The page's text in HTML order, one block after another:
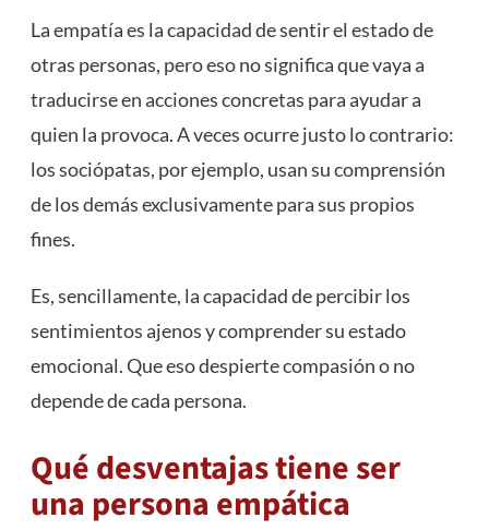
La empatía es la capacidad de sentir el estado de
otras personas, pero eso no significa que vaya a
traducirse en acciones concretas para ayudar a
quien la provoca. A veces ocurre justo lo contrario:
los sociópatas, por ejemplo, usan su comprensión
de los demás exclusivamente para sus propios
fines.
Es, sencillamente, la capacidad de percibir los
sentimientos ajenos y comprender su estado
emocional. Que eso despierte compasión o no
depende de cada persona.
Qué desventajas tiene ser
una persona empática